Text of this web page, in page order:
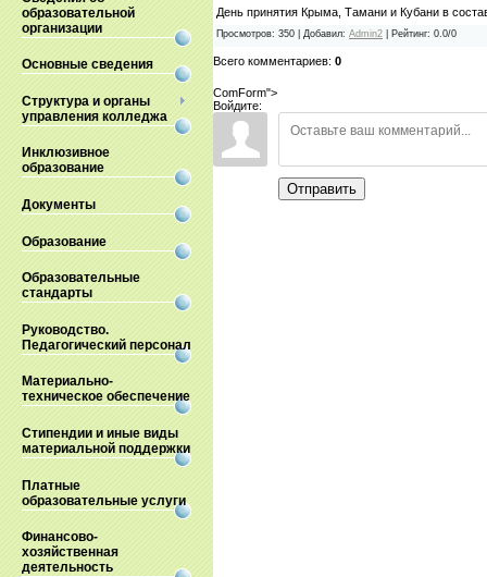
образовательной
организации
Основные сведения
Структура и органы
управления колледжа
Инклюзивное
образование
Документы
Образование
Образовательные
стандарты
Руководство.
Педагогический персонал
Материально-
техническое обеспечение
Стипендии и иные виды
материальной поддержки
Платные
образовательные услуги
Финансово-
хозяйственная
деятельность
День принятия Крыма, Тамани и Кубани в
Просмотров: 350 Добавил: Admin2 Рейтинг: 0.0/0
Всего комментариев: 0
ComForm">
Войдите:
Отправить